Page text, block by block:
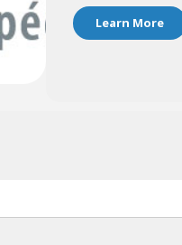
Learn More